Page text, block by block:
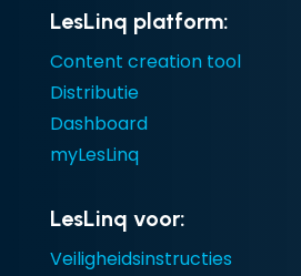
LesLinq platform:
Content creation tool
Distributie
Dashboard
myLesLinq
LesLinq voor:
Veiligheidsinstructies